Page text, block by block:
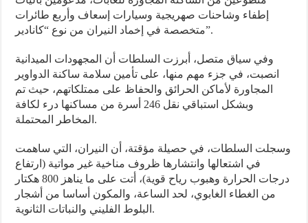
إطفاء وشاحنات صهريجية وسيارات إسعاف وأربع طائرات
متخصصة في إخماد النيران من نوع “كانادير”.
وفي سياق متصل، أبرزت السلطات أن المجهودات الميدانية
انصبت، في جزء مهم منها، على تأمين سلامة ساكنة الدواوير
المجاورة لأماكن الحرائق والحفاظ على ممتلكاتهم، حيث تم
وبشكل استباقي نقل 246 أسرة من مساكنها درء لكافة
المخاطر المحتملة.
وسجلت السلطات، في حصيلة مؤقتة، أن النيران، التي ساهمت
في اشتعالها وانتشارها ظروف مناخية غير مواتية (ارتفاع
درجات الحرارة وهبوب رياح قوية)، أتت على ما يناهز 800 هكتار
من الغطاء الغابوي، لحد الساعة، والمكون أساسا من أشجار
البلوط الفليني والنباتات الثانوية.